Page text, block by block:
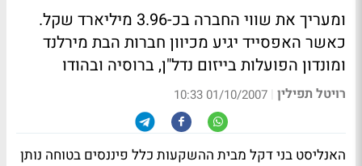
ומעריך את שווי החברה בכ-3.96 מיליארד שקל.
כאשר האפסייד יגיע מכיוון חברות הבת מירלנד
ומונדון הפועלות בייזום נדל"ן, ברוסיה ובהודו
רויטל תפילין |
01/10/2007 10:33
האנליסט בני דקל מבית ההשקעות כלל פיננסים בטוחה נותן